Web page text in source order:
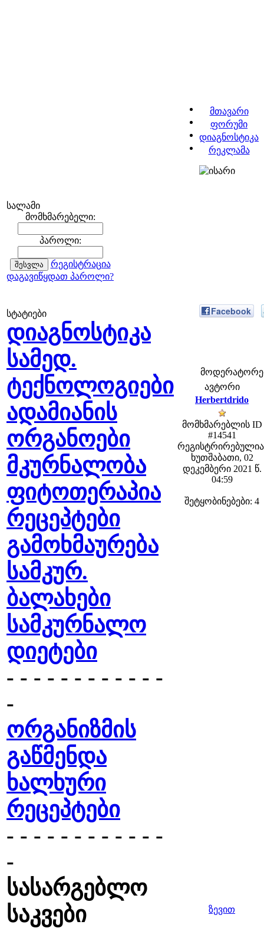
მთავარი
ფორუმი
დიაგნოსტიკა
რეკლამა
სალამი
მომხმარებელი:
პაროლი:
რეგისტრაცია
დაგავიწყდათ პაროლი?
სტატიები
დიაგნოსტიკა
სამედ.
ტექნოლოგიები
ადამიანის
ორგანოები
მკურნალობა
ფიტოთერაპია
რეცეპტები
გამოხმაურება
სამკურ.
ბალახები
სამკურნალო
დიეტები
- - - - - - - - - - - -
-
ორგანიზმის
გაწმენდა
ხალხური
რეცეპტები
- - - - - - - - - - - -
-
სასარგებლო
საკვები
Facebook
ავტორი
Herbertdrido
მომხმარებლის ID
#14541
ხუთშაბათი, 02
დეკემბერი 2021 წ.
04:59
შეტყობინებები: 4
ზევით